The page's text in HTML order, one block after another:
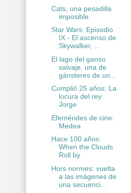
Cats, una pesadilla
imposible
Star Wars: Episodio
IX - El ascenso de
Skywalker, ...
El lago del ganso
salvaje, una de
gánsteres de un...
Cumplió 25 años: La
locura del rey
Jorge
Efemérides de cine:
Medea
Hace 100 años:
When the Clouds
Roll by
Hors normes: vuelta
a las imágenes de
una secuenci...